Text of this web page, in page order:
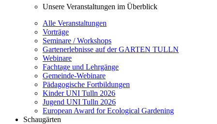
Unsere Veranstaltungen im Überblick
Alle Veranstaltungen
Vorträge
Seminare / Workshops
Gartenerlebnisse auf der GARTEN TULLN
Webinare
Fachtage und Lehrgänge
Gemeinde-Webinare
Pädagogische Fortbildungen
Kinder UNI Tulln 2026
Jugend UNI Tulln 2026
European Award for Ecological Gardening
Schaugärten